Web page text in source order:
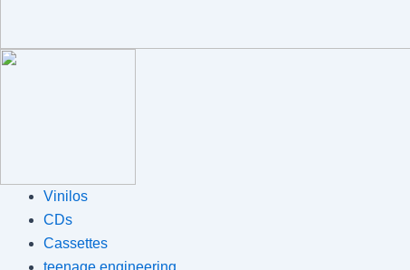
Vinilos
CDs
Cassettes
teenage engineering